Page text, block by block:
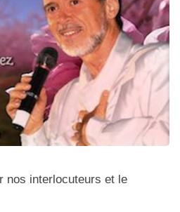
nos interlocuteurs et le